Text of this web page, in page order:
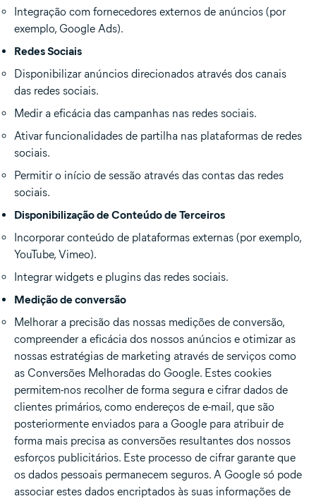
Integração com fornecedores externos de anúncios (por
exemplo, Google Ads).
Redes Sociais
Disponibilizar anúncios direcionados através dos canais
das redes sociais.
Medir a eficácia das campanhas nas redes sociais.
Ativar funcionalidades de partilha nas plataformas de redes
sociais.
Permitir o início de sessão através das contas das redes
sociais.
Disponibilização de Conteúdo de Terceiros
Incorporar conteúdo de plataformas externas (por exemplo,
YouTube, Vimeo).
Integrar widgets e plugins das redes sociais.
Medição de conversão
Melhorar a precisão das nossas medições de conversão,
compreender a eficácia dos nossos anúncios e otimizar as
nossas estratégias de marketing através de serviços como
as Conversões Melhoradas do Google. Estes cookies
permitem-nos recolher de forma segura e cifrar dados de
clientes primários, como endereços de e-mail, que são
posteriormente enviados para a Google para atribuir de
forma mais precisa as conversões resultantes dos nossos
esforços publicitários. Este processo de cifrar garante que
os dados pessoais permanecem seguros. A Google só pode
associar estes dados encriptados às suas informações de